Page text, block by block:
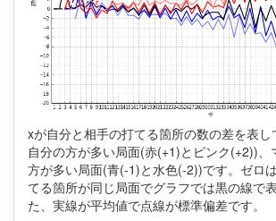
xが自分と相手の打てる箇所の数の差を表
自分の方が多い局面(赤(+1)とピンク(+2))、
方が多い局面(青(-1)と水色(-2))です。ゼロ
てる箇所が同じ局面でグラフでは黒の線で
た、実線が平均値で点線が標準偏差です。